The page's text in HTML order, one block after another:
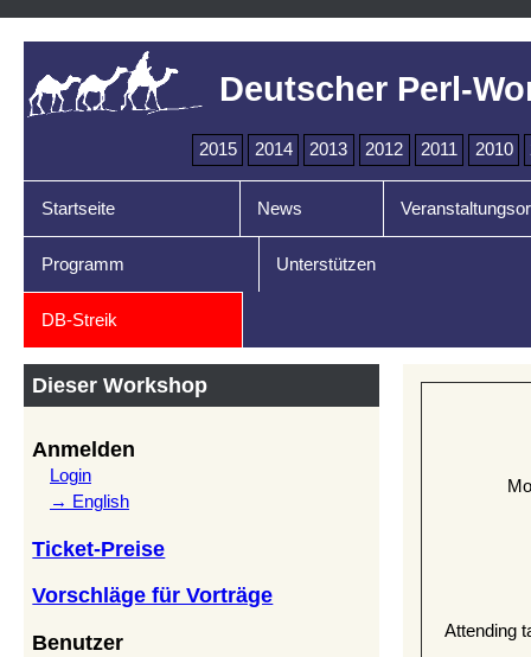
Deutscher Perl-
2015 2014 2013 2012 2011 2010
Startseite News
Programm Unterstützen
DB-Streik
Dieser Workshop
Anmelden
Login
→ English
Ticket-Preise
Vorschläge für Vorträge
Benutzer
Attending